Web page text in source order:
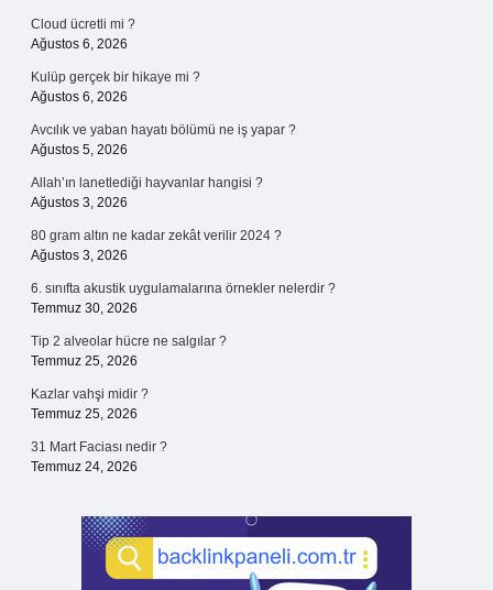
Cloud ücretli mi ?
Ağustos 6, 2026
Kulüp gerçek bir hikaye mi ?
Ağustos 6, 2026
Avcılık ve yaban hayatı bölümü ne iş yapar ?
Ağustos 5, 2026
Allah’ın lanetlediği hayvanlar hangisi ?
Ağustos 3, 2026
80 gram altın ne kadar zekât verilir 2024 ?
Ağustos 3, 2026
6. sınıfta akustik uygulamalarına örnekler nelerdir ?
Temmuz 30, 2026
Tip 2 alveolar hücre ne salgılar ?
Temmuz 25, 2026
Kazlar vahşi midir ?
Temmuz 25, 2026
31 Mart Faciası nedir ?
Temmuz 24, 2026